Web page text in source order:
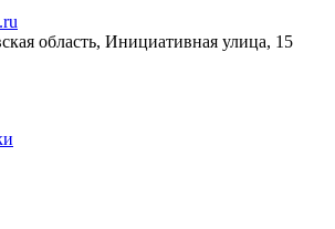
область, Инициативная улица, 15